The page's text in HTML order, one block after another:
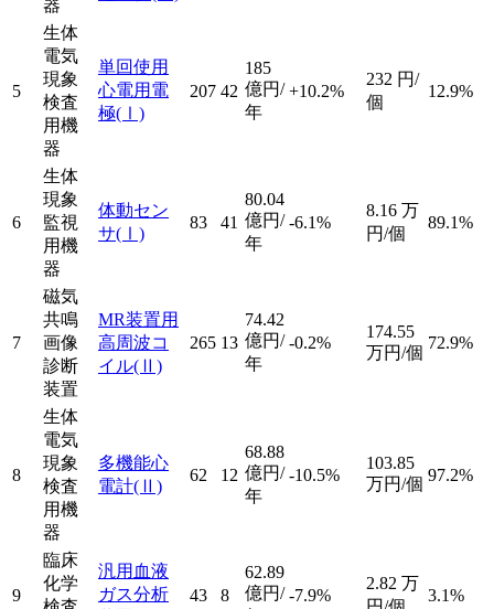
器
5
生体
電気
現象
検査
用機
器
単回使用
心電用電
極(Ⅰ)
207 42
185
億円/
年
+10.2%
232 円/
個
12.9%
6
生体
現象
監視
用機
器
体動セン
サ(Ⅰ)
83 41
80.04
億円/
年
-6.1%
8.16 万
円/個
89.1%
7
磁気
共鳴
画像
診断
装置
MR装置用
高周波コ
イル(Ⅱ)
265 13
74.42
億円/
年
-0.2%
174.55
万円/個
72.9%
8
生体
電気
現象
検査
用機
器
多機能心
電計(Ⅱ)
62 12
68.88
億円/
年
-10.5%
103.85
万円/個 97.2%
9
臨床
化学
汎用血液
ガス分析
43 8
62.89
億円/ -7.9%
2.82 万
3.1%